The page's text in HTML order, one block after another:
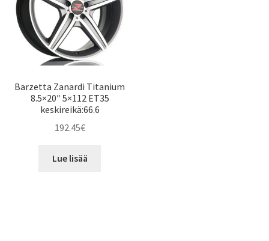
Barzetta Zanardi Titanium
8.5×20″ 5×112 ET35
keskireikä:66.6
192.45€
Lue lisää